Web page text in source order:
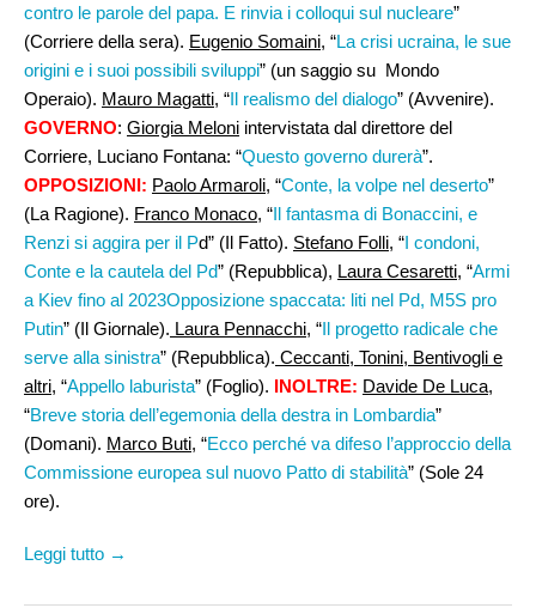
contro le parole del papa. E rinvia i colloqui sul nucleare”
(Corriere della sera). Eugenio Somaini, “La crisi ucraina, le sue
origini e i suoi possibili sviluppi” (un saggio su Mondo
Operaio). Mauro Magatti, “Il realismo del dialogo” (Avvenire).
GOVERNO: Giorgia Meloni intervistata dal direttore del
Corriere, Luciano Fontana: “Questo governo durerà”.
OPPOSIZIONI: Paolo Armaroli, “Conte, la volpe nel deserto”
(La Ragione). Franco Monaco, “Il fantasma di Bonaccini, e
Renzi si aggira per il Pd” (Il Fatto). Stefano Folli, “I condoni,
Conte e la cautela del Pd” (Repubblica), Laura Cesaretti, “Armi
a Kiev fino al 2023Opposizione spaccata: liti nel Pd, M5S pro
Putin” (Il Giornale). Laura Pennacchi, “Il progetto radicale che
serve alla sinistra” (Repubblica). Ceccanti, Tonini, Bentivogli e
altri, “Appello laburista” (Foglio). INOLTRE: Davide De Luca,
“Breve storia dell’egemonia della destra in Lombardia”
(Domani). Marco Buti, “Ecco perché va difeso l’approccio della
Commissione europea sul nuovo Patto di stabilità” (Sole 24
ore).
Leggi tutto →